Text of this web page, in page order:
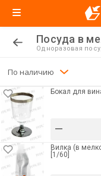
Посуда в
Одноразовая
По наличию
Бокал для
–
Вилка (в
[1/60]